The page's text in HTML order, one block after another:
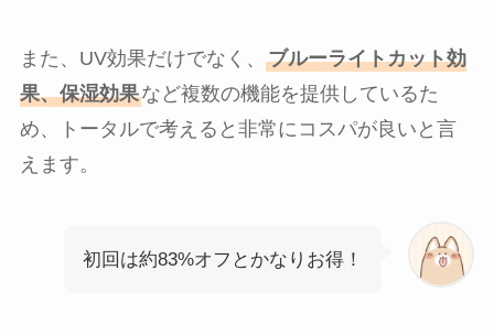
また、UV効果だけでなく、 ブルーライトカット効
果、保湿効果など複数の機能を提供しているた
め、トータルで考えると非常にコスパが良いと言
えます。
初回は約83%オフとかなりお得！